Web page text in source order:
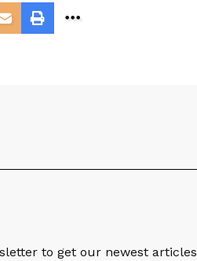
to get our newest articles